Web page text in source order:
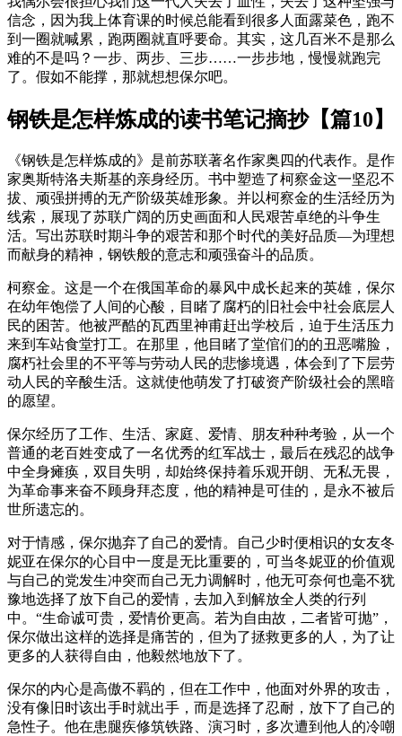
信念，因为我上体育课的时候总能看到很多人面露菜色，跑不
到一圈就喊累，跑两圈就直呼要命。其实，这几百米不是那么
难的不是吗？一步、两步、三步……一步步地，慢慢就跑完
了。假如不能撑，那就想想保尔吧。
钢铁是怎样炼成的读书笔记摘抄【篇10】
《钢铁是怎样炼成的》是前苏联著名作家奥四的代表作。是作
家奥斯特洛夫斯基的亲身经历。书中塑造了柯察金这一坚忍不
拔、顽强拼搏的无产阶级英雄形象。并以柯察金的生活经历为
线索，展现了苏联广阔的历史画面和人民艰苦卓绝的斗争生
活。写出苏联时期斗争的艰苦和那个时代的美好品质—为理想
而献身的精神，钢铁般的意志和顽强奋斗的品质。
柯察金。这是一个在俄国革命的暴风中成长起来的英雄，保尔
在幼年饱偿了人间的心酸，目睹了腐朽的旧社会中社会底层人
民的困苦。他被严酷的瓦西里神甫赶出学校后，迫于生活压力
来到车站食堂打工。在那里，他目睹了堂倌们的的丑恶嘴脸，
腐朽社会里的不平等与劳动人民的悲惨境遇，体会到了下层劳
动人民的辛酸生活。这就使他萌发了打破资产阶级社会的黑暗
的愿望。
保尔经历了工作、生活、家庭、爱情、朋友种种考验，从一个
普通的老百姓变成了一名优秀的红军战士，最后在残忍的战争
中全身瘫痪，双目失明，却始终保持着乐观开朗、无私无畏，
为革命事来奋不顾身拜态度，他的精神是可佳的，是永不被后
世所遗忘的。
对于情感，保尔抛弃了自己的爱情。自己少时便相识的女友冬
妮亚在保尔的心目中一度是无比重要的，可当冬妮亚的价值观
与自己的党发生冲突而自己无力调解时，他无可奈何也毫不犹
豫地选择了放下自己的爱情，去加入到解放全人类的行列
中。“生命诚可贵，爱情价更高。若为自由故，二者皆可抛”，
保尔做出这样的选择是痛苦的，但为了拯救更多的人，为了让
更多的人获得自由，他毅然地放下了。
保尔的内心是高傲不羁的，但在工作中，他面对外界的攻击，
没有像旧时该出手时就出手，而是选择了忍耐，放下了自己的
急性子。他在患腿疾修筑铁路、演习时，多次遭到他人的冷嘲